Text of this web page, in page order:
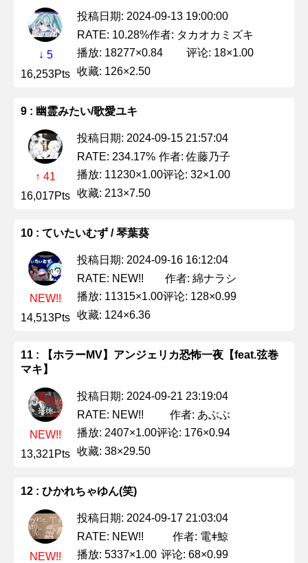
↓ 5
16,253Pts
投稿日期: 2024-09-13 19:00:00
RATE: 10.28%作者: タカオカミズキ
播放: 18277×0.84
评论: 18×1.00
收藏: 126×2.50
9 : 幽霊みたい/歌愛ユキ
↑ 41
16,017Pts
投稿日期: 2024-09-15 21:57:04
RATE: 234.17% 作者: 佐藤乃子
播放: 11230×1.00评论: 32×1.00
收藏: 213×7.50
10 : ていたいむず / 琴葉葵
NEW!!
14,513Pts
投稿日期: 2024-09-16 16:12:04
RATE: NEW!!
作者: 綿ナラシ
播放: 11315×1.00评论: 128×0.99
收藏: 124×6.36
11 : 【ホラーMV】アンジェリカ恐怖一夜【feat.弦巻
マキ】
NEW!!
13,321Pts
投稿日期: 2024-09-21 23:19:04
RATE: NEW!!
作者: あぶぶ
播放: 2407×1.00评论: 176×0.94
收藏: 38×29.50
12 : ひかれちゃゆん(笑)
NEW!!
投稿日期: 2024-09-17 21:03:04
RATE: NEW!!
作者: 電ǂ鯨
播放: 5337×1.00 评论: 68×0.99